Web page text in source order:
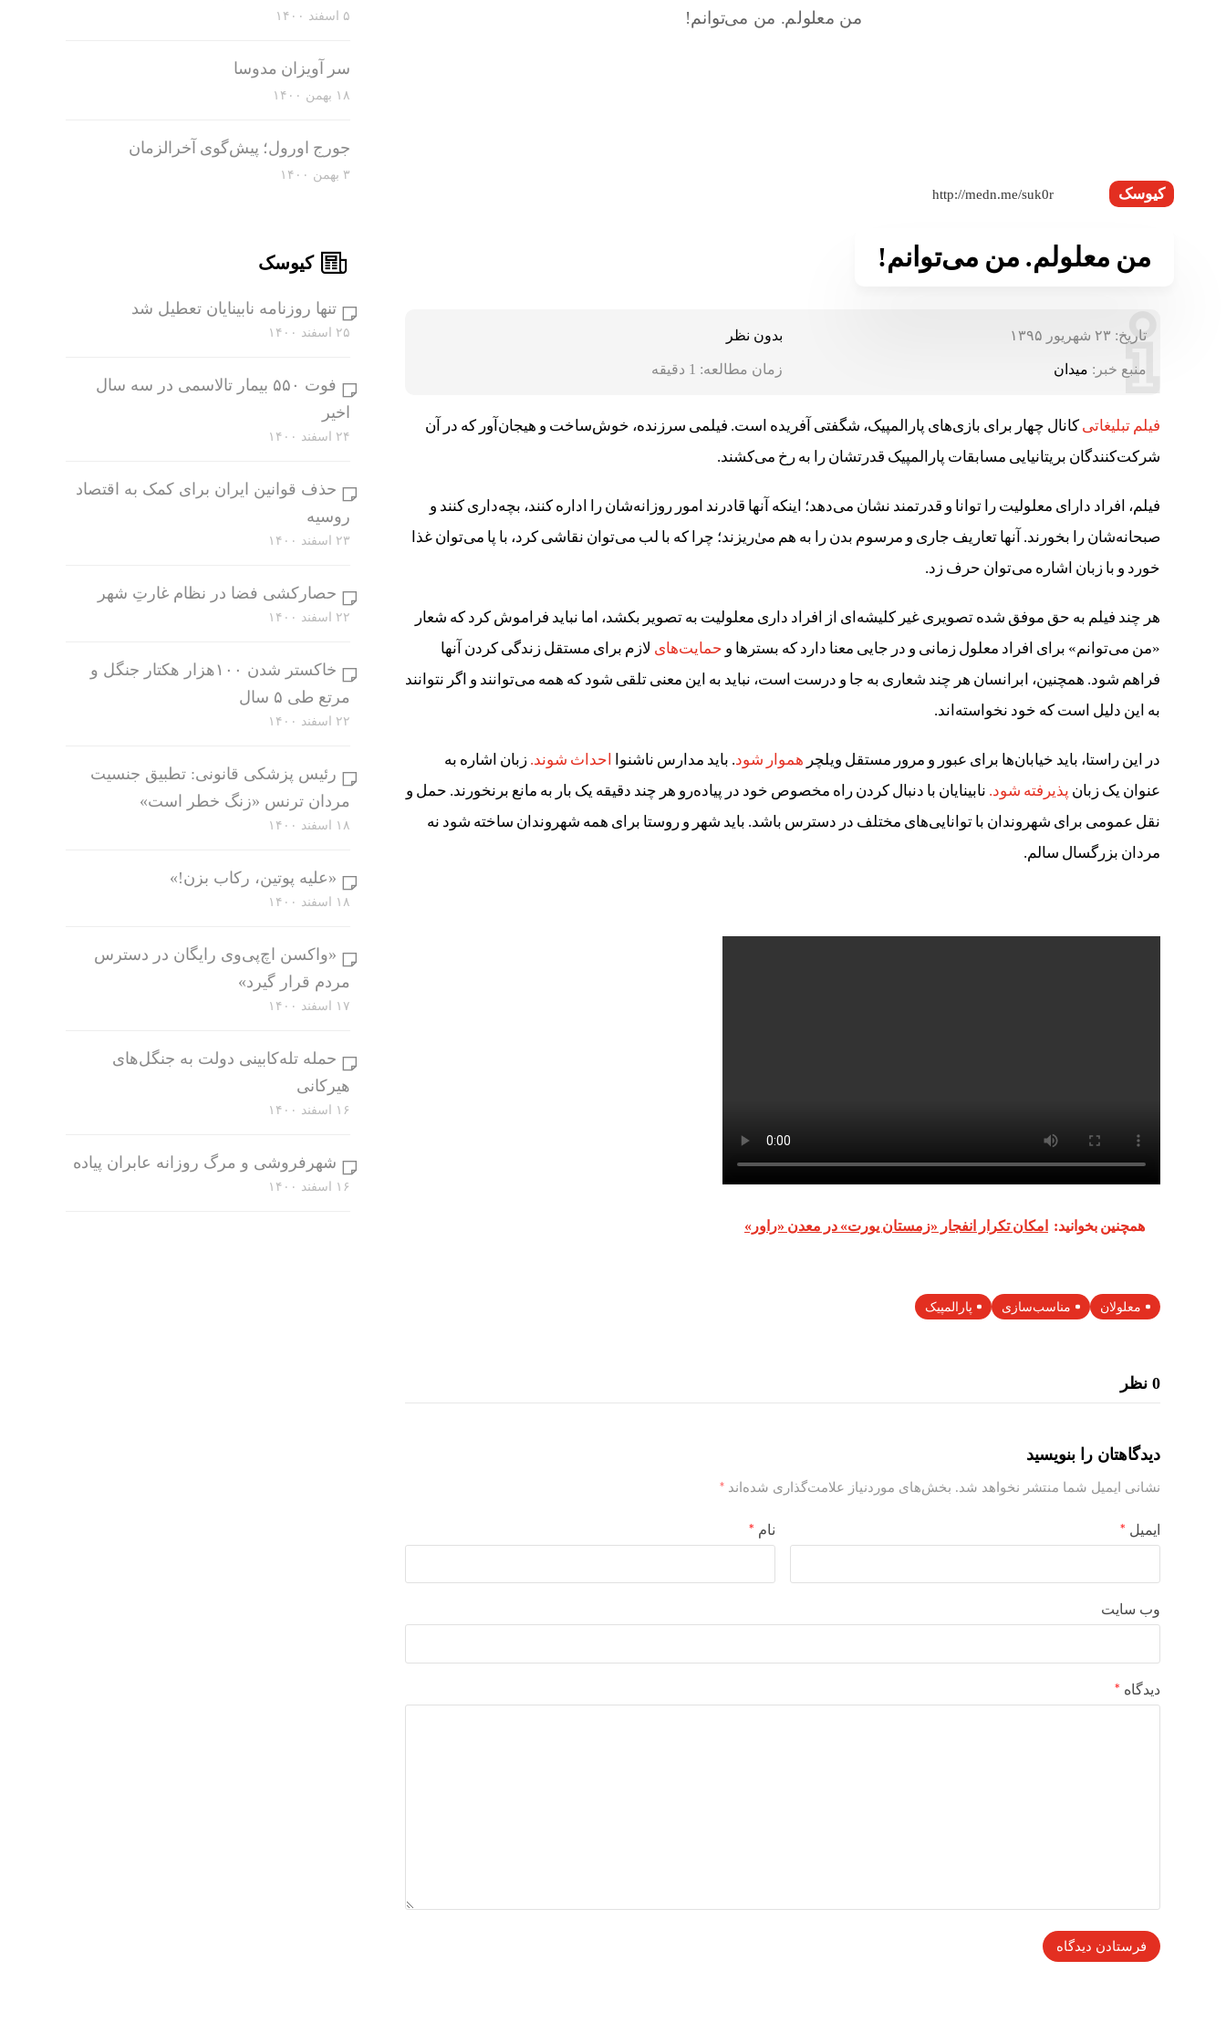
کیوسک
من معلولم. من می‌توانم!
تاریخ: ۲۳ شهریور ۱۳۹۵ بدون نظر
منبع خبر: میدان زمان مطالعه: 1 دقیقه
فیلم تبلیغاتی کانال چهار برای بازی‌های پارالمپیک، شگفتی آفریده است. فیلمی سرزنده، خوش‌ساخت و هیجان‌آور که در آن
شرکت‌کنندگان بریتانیایی مسابقات پارالمپیک قدرتشان را به رخ می‌کشند.
فیلم، افراد دارای معلولیت را توانا و قدرتمند نشان می‌دهد؛ اینکه آنها قادرند امور روزانه‌شان را اداره کنند، بچه‌داری کنند و
صبحانه‌شان را بخورند. آنها تعاریف جاری و مرسوم بدن را به هم میٰ‌ریزند؛ چرا که با لب می‌توان نقاشی کرد، با پا می‌توان غذا
خورد و با زبان اشاره می‌توان حرف زد.
هر چند فیلم به حق موفق شده تصویری غیر کلیشه‌ای از افراد داری معلولیت به تصویر بکشد، اما نباید فراموش کرد که شعار
«من می‌توانم» برای افراد معلول زمانی و در جایی معنا دارد که بسترها و حمایت‌های لازم برای مستقل زندگی کردن آنها
فراهم شود. همچنین، ابرانسان هر چند شعاری به جا و درست است، نباید به این معنی تلقی شود که همه می‌توانند و اگر نتوانند
به این دلیل است که خود نخواسته‌اند.
در این راستا، باید خیابان‌ها برای عبور و مرور مستقل ویلچر هموار شود. باید مدارس ناشنوا احداث شوند. زبان اشاره به
عنوان یک زبان پذیرفته شود. نابینایان با دنبال کردن راه مخصوص خود در پیاده‌رو هر چند دقیقه یک بار به مانع برنخورند. حمل و
نقل عمومی برای شهروندان با توانایی‌های مختلف در دسترس باشد. باید شهر و روستا برای همه شهروندان ساخته شود نه
مردان بزرگسال سالم.
همچنین بخوانید: امکان تکرار انفجار «زمستان یورت» در معدن «راور»
معلولان مناسب‌سازی پارالمپیک
0 نظر
دیدگاهتان را بنویسید
نشانی ایمیل شما منتشر نخواهد شد. بخش‌های موردنیاز علامت‌گذاری شده‌اند *
نام * ایمیل *
وب‌ سایت
دیدگاه *
۵ اسفند ۱۴۰۰
سر آویزان مدوسا
۱۸ بهمن ۱۴۰۰
جورج اورول؛ پیش‌گوی آخرالزمان
۳ بهمن ۱۴۰۰
کیوسک
تنها روزنامه نابینایان تعطیل شد
۲۵ اسفند ۱۴۰۰
فوت ۵۵۰ بیمار تالاسمی در سه سال
اخیر
۲۴ اسفند ۱۴۰۰
حذف قوانین ایران برای کمک به اقتصاد
روسیه
۲۳ اسفند ۱۴۰۰
حصارکشی فضا در نظام غارتِ شهر
۲۲ اسفند ۱۴۰۰
خاکستر شدن ۱۰۰هزار هکتار جنگل و
مرتع طی ۵ سال
۲۲ اسفند ۱۴۰۰
رئیس پزشکی قانونی: تطبیق جنسیت
مردان ترنس «زنگ خطر است»
۱۸ اسفند ۱۴۰۰
«علیه پوتین، رکاب بزن!»
۱۸ اسفند ۱۴۰۰
«واکسن اچ‌پی‌وی رایگان در دسترس
مردم قرار گیرد»
۱۷ اسفند ۱۴۰۰
حمله تله‌کابینی دولت به جنگل‌های
هیرکانی
۱۶ اسفند ۱۴۰۰
شهرفروشی و مرگ روزانه عابران پیاده
۱۶ اسفند ۱۴۰۰